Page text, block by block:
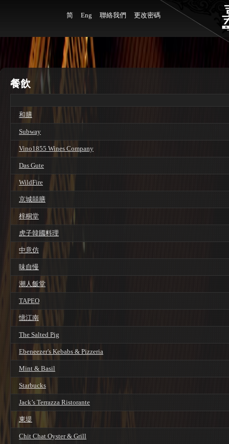
简 Eng 聯絡我們 更改密碼
餐飲
和膳
Subway
Vino1855 Wines Company
Das Gute
WildFire
京城囍膳
梓桐堂
虎子韓國料理
中意仿
味自慢
潮人飯堂
TAPEO
憶江南
The Salted Pig
Ebeneezer's Kebabs & Pizzeria
Mint & Basil
Starbucks
Jack’s Terrazza Ristorante
東堤
Chit Chat Oyster & Grill